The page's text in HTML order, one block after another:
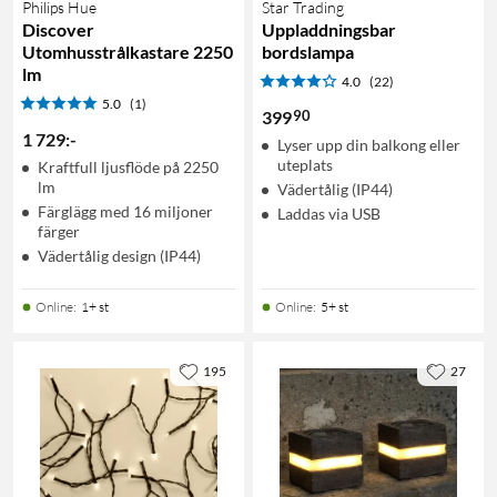
Philips Hue
Discover
Utomhusstrålkastare 2250
lm
5.0 (1)
1 729:-
Kraftfull ljusflöde på 2250
lm
Färglägg med 16 miljoner
färger
Vädertålig design (IP44)
Online: 1+ st
Star Trading
Uppladdningsbar
bordslampa
4.0 (22)
39990
Lyser upp din balkong eller
uteplats
Vädertålig (IP44)
Laddas via USB
Online: 5+ st
195 27